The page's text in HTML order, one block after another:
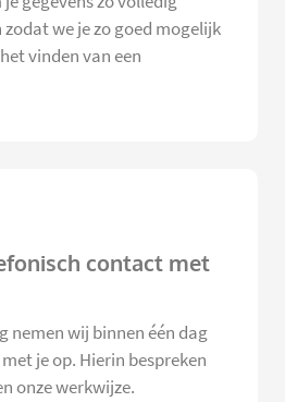
we je zo goed mogelijk
vinden van een
contact met
nemen wij binnen één dag
je op. Hierin bespreken
onze werkwijze.